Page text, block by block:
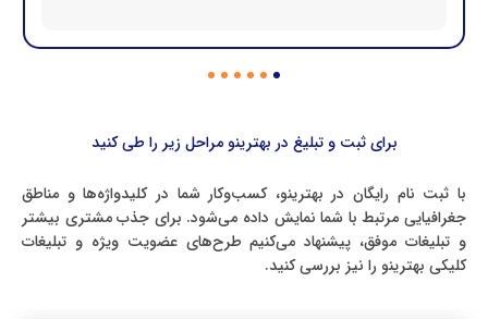
برای ثبت و تبلیغ در بهترینو مراحل زیر را طی کنید
با ثبت نام رایگان در بهترینو، کسب‌وکار شما در کلیدواژه‌ها و مناطق
جغرافیایی مرتبط با شما نمایش داده می‌شود. برای جذب مشتری بیشتر
و تبلیغات موفق، پیشنهاد می‌کنیم طرح‌های عضویت ویژه و تبلیغات
کلیکی بهترینو را نیز بررسی کنید.